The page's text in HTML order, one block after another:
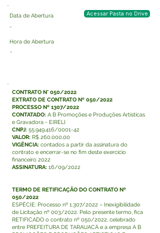
Data de Abertura
Acessar Pasta no Drive
-
Hora de Abertura
-
CONTRATO N° 050/2022
EXTRATO DE CONTRATO Nº 050/2022
PROCESSO Nº 1307/2022
CONTATADO: A B Promoções e Produções Artísticas
e Gravadora - EIRELI
CNPJ: 55.949.416/0001-42
VALOR: R$ 260.000,00
VIGÊNCIA: contados a partir da assinatura do
contrato e encerrar-se no fim deste exercício
financeiro 2022
ASSINATURA: 16/09/2022
TERMO DE RETIFICAÇÃO DO CONTRATO Nº
050/2022
ESPÉCIE: Processo nº 1.307/2022 – Inexigibilidade
de Licitação nº 003/2022. Pelo presente termo, fica
RETIFICADO o contrato nº 050/2022, celebrado
entre PREFEITURA DE TARAUACÁ e a empresa A B